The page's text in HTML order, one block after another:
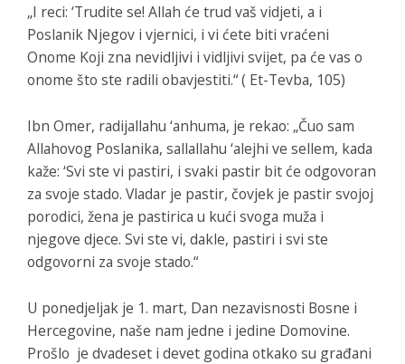
„I reci: ‘Trudite se! Allah će trud vaš vidjeti, a i
Poslanik Njegov i vjernici, i vi ćete biti vraćeni
Onome Koji zna nevidljivi i vidljivi svijet, pa će vas o
onome što ste radili obavjestiti.“ ( Et-Tevba, 105)
Ibn Omer, radijallahu ‘anhuma, je rekao: „Čuo sam
Allahovog Poslanika, sallallahu ‘alejhi ve sellem, kada
kaže: ‘Svi ste vi pastiri, i svaki pastir bit će odgovoran
za svoje stado. Vladar je pastir, čovjek je pastir svojoj
porodici, žena je pastirica u kući svoga muža i
njegove djece. Svi ste vi, dakle, pastiri i svi ste
odgovorni za svoje stado.“
U ponedjeljak je 1. mart, Dan nezavisnosti Bosne i
Hercegovine, naše nam jedne i jedine Domovine.
Prošlo je dvadeset i devet godina otkako su građani